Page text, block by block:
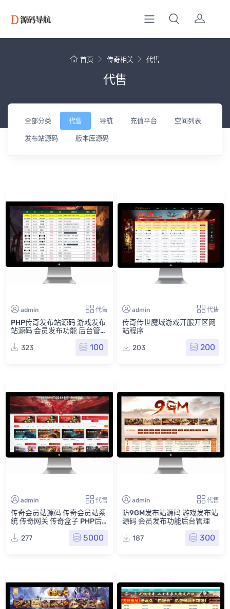
首页 传奇相关 代售
代售
全部分类 代售 导航 充值平台 空间列表
发布站源码 版本库源码
admin 代售
PHP传奇发布站源码 游戏发布
站源码 会员发布功能 后台管理
323
100
admin 代售
传奇传世魔域游戏开服开区网
站程序
203
200
admin 代售
传奇会员站源码 传奇会员站系
统 传奇网关 传奇盒子 PHP后
277
5000
admin 代售
防9GM发布站源码 游戏发布站
源码 会员发布功能后台管理
187
300